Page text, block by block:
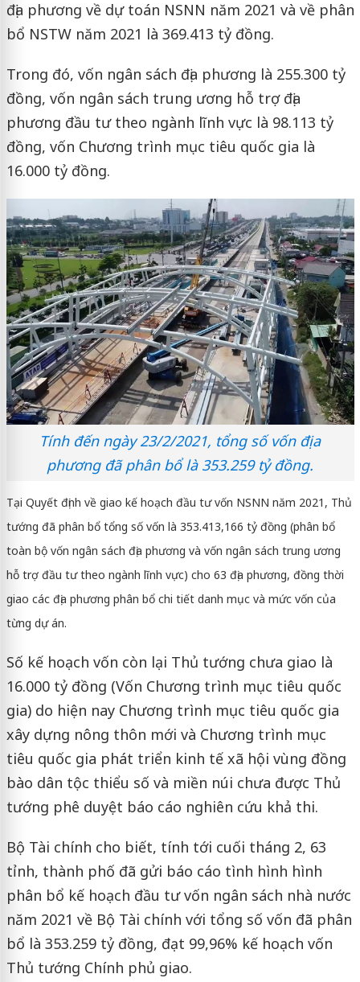
địa phương về dự toán NSNN năm 2021 và về phân
bổ NSTW năm 2021 là 369.413 tỷ đồng.
Trong đó, vốn ngân sách địa phương là 255.300 tỷ
đồng, vốn ngân sách trung ương hỗ trợ địa
phương đầu tư theo ngành lĩnh vực là 98.113 tỷ
đồng, vốn Chương trình mục tiêu quốc gia là
16.000 tỷ đồng.
Tính đến ngày 23/2/2021, tổng số vốn địa
phương đã phân bổ là 353.259 tỷ đồng.
Tại Quyết định về giao kế hoạch đầu tư vốn NSNN năm 2021, Thủ
tướng đã phân bổ tổng số vốn là 353.413,166 tỷ đồng (phân bổ
toàn bộ vốn ngân sách địa phương và vốn ngân sách trung ương
hỗ trợ đầu tư theo ngành lĩnh vực) cho 63 địa phương, đồng thời
giao các địa phương phân bổ chi tiết danh mục và mức vốn của
từng dự án.
Số kế hoạch vốn còn lại Thủ tướng chưa giao là
16.000 tỷ đồng (Vốn Chương trình mục tiêu quốc
gia) do hiện nay Chương trình mục tiêu quốc gia
xây dựng nông thôn mới và Chương trình mục
tiêu quốc gia phát triển kinh tế xã hội vùng đồng
bào dân tộc thiểu số và miền núi chưa được Thủ
tướng phê duyệt báo cáo nghiên cứu khả thi.
Bộ Tài chính cho biết, tính tới cuối tháng 2, 63
tỉnh, thành phố đã gửi báo cáo tình hình hình
phân bổ kế hoạch đầu tư vốn ngân sách nhà nước
năm 2021 về Bộ Tài chính với tổng số vốn đã phân
bổ là 353.259 tỷ đồng, đạt 99,96% kế hoạch vốn
Thủ tướng Chính phủ giao.